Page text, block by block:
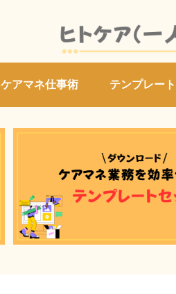
ケアマネ仕事術 テンプレート